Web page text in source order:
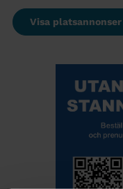
Visa platsannonser